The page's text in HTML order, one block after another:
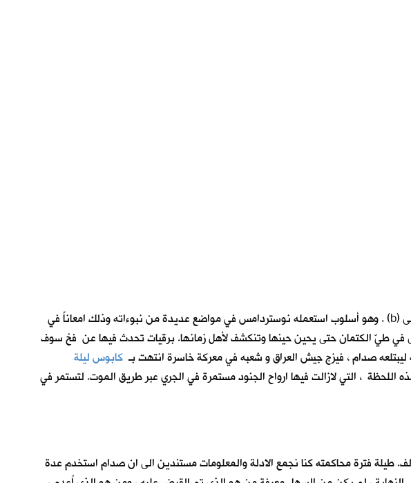
فقد ورد اسم مابوس ( Mabus) وهو الكلمة المعكوسة لاسم صدام ( Sudam ) بقلب اتجاه الكلمة و اتجاه حرف (d) الى (b) . وهو أسلوب استعمله نوستردامس في مواضع عديدة من نبوءاته وذلك امعاناً في
في طيّ الكتمان حتى يحين حينها وتنكشف لأهل زمانها. برقيات تحدث فيها عن فخ سوف
صدام ، فيزج جيش العراق و شعبه في معركة خاسرة انتهت بـ كابوس ليلة
، التي لازالت فيها ارواح الجنود مستمرة في الجري عبر طريق الموت. لتستمر في
طيلة فترة محاكمته كنا نجمع الادلة والمعلومات مستندين الى ان صدام استخدم عدة